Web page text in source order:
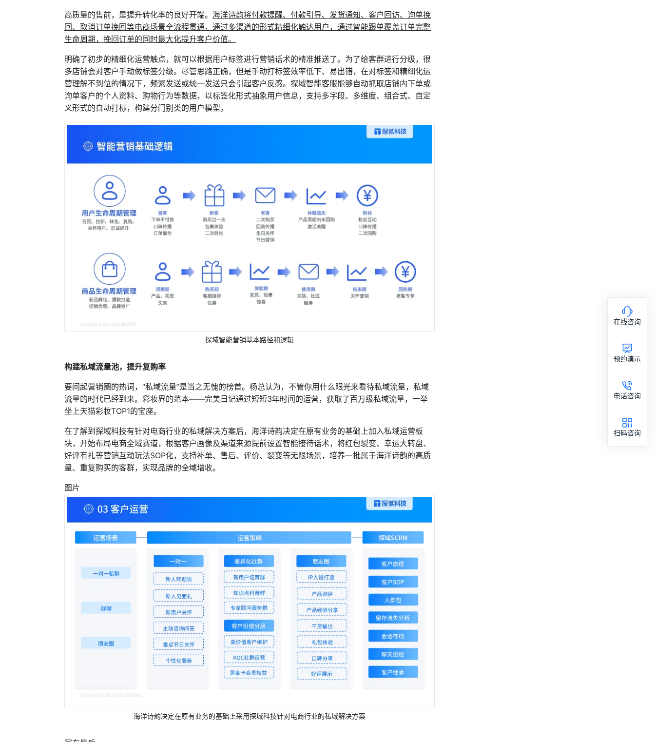
高质量的售前，是提升转化率的良好开端。 海洋诗韵将付款提醒、付款引导、发货通知、客户回访、询单挽
回、取消订单挽回等电商场景全流程贯通，通过多渠道的形式精细化触达用户，通过智能跟单覆盖订单完整
生命周期，挽回订单的同时最大化提升客户价值。
明确了初步的精细化运营触点，就可以根据用户标签进行营销话术的精准推送了。为了给客群进行分级，很
多店铺会对客户手动做标签分级。尽管思路正确，但是手动打标签效率低下、易出错，在对标签和精细化运
营理解不到位的情况下，频繁发送或统一发送只会引起客户反感。探域智能客服能够自动抓取店铺内下单或
询单客户的个人资料、购物行为等数据，以标签化形式抽象用户信息，支持多字段、多维度、组合式、自定
义形式的自动打标，构建分门别类的用户模型。
探域智能营销基本路径和逻辑
构建私域流量池，提升复购率
要问起营销圈的热词，“私域流量”是当之无愧的榜首。杨总认为，不管你用什么眼光来看待私域流量，私域
流量的时代已经到来。彩妆界的范本——完美日记通过短短3年时间的运营，获取了百万级私域流量，一举
坐上天猫彩妆TOP1的宝座。
在了解到探域科技有针对电商行业的私域解决方案后，海洋诗韵决定在原有业务的基础上加入私域运营板
块，开始布局电商全域赛道，根据客户画像及渠道来源提前设置智能接待话术，将红包裂变、幸运大转盘、
好评有礼等营销互动玩法SOP化，支持补单、售后、评价、裂变等无限场景，培养一批属于海洋诗韵的高质
量、重复购买的客群，实现品牌的全域增收。
图片
海洋诗韵决定在原有业务的基础上采用探域科技针对电商行业的私域解决方案
在线咨询
预约演示
电话咨询
扫码咨询